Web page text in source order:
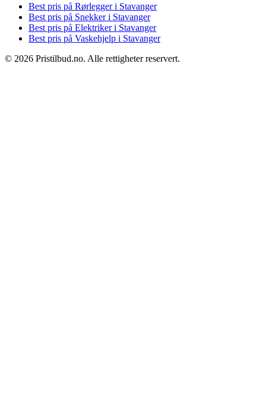
Best pris på Rørlegger i Stavanger
Best pris på Snekker i Stavanger
Best pris på Elektriker i Stavanger
Best pris på Vaskehjelp i Stavanger
© 2026 Pristilbud.no. Alle rettigheter reservert.